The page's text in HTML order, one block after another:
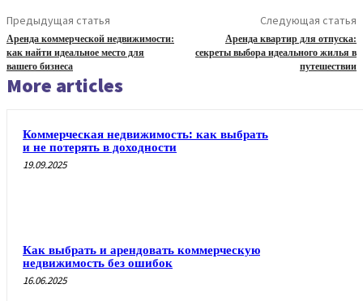
Предыдущая статья
Аренда коммерческой недвижимости:
как найти идеальное место для
вашего бизнеса
Следующая статья
Аренда квартир для отпуска:
секреты выбора идеального жилья в
путешествии
More articles
Коммерческая недвижимость: как выбрать
и не потерять в доходности
19.09.2025
Как выбрать и арендовать коммерческую
недвижимость без ошибок
16.06.2025